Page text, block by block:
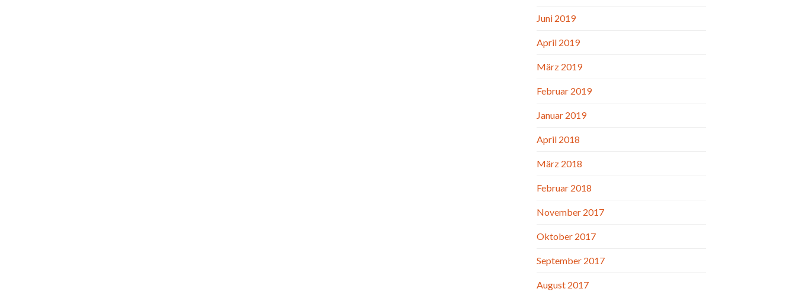
Juni 2019
April 2019
März 2019
Februar 2019
Januar 2019
April 2018
März 2018
Februar 2018
November 2017
Oktober 2017
September 2017
August 2017